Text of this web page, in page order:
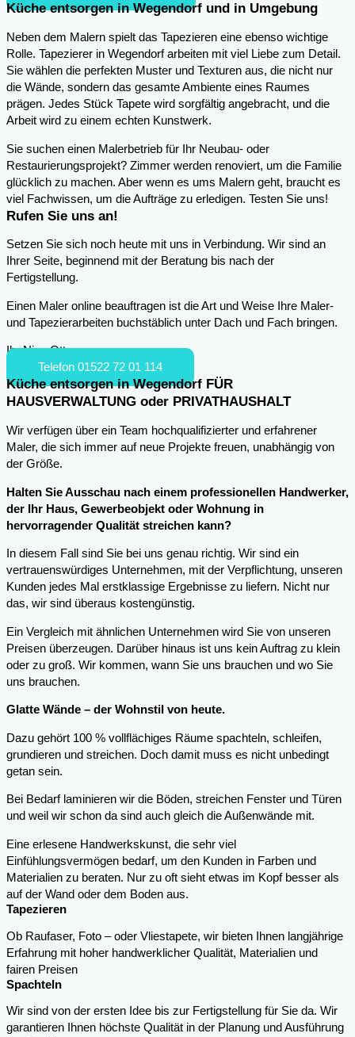
Küche entsorgen in Wegendorf und in Umgebung
Neben dem Malern spielt das Tapezieren eine ebenso wichtige
Rolle. Tapezierer in Wegendorf arbeiten mit viel Liebe zum Detail.
Sie wählen die perfekten Muster und Texturen aus, die nicht nur
die Wände, sondern das gesamte Ambiente eines Raumes
prägen. Jedes Stück Tapete wird sorgfältig angebracht, und die
Arbeit wird zu einem echten Kunstwerk.
Sie suchen einen Malerbetrieb für Ihr Neubau- oder
Restaurierungsprojekt? Zimmer werden renoviert, um die Familie
glücklich zu machen. Aber wenn es ums Malern geht, braucht es
viel Fachwissen, um die Aufträge zu erledigen. Testen Sie uns!
Rufen Sie uns an!
Setzen Sie sich noch heute mit uns in Verbindung. Wir sind an
Ihrer Seite, beginnend mit der Beratung bis nach der
Fertigstellung.
Einen Maler online beauftragen ist die Art und Weise Ihre Maler-
und Tapezierarbeiten buchstäblich unter Dach und Fach bringen.
Ihr Nico Otto
Telefon 01522 72 01 114
Küche entsorgen in Wegendorf FÜR
HAUSVERWALTUNG oder PRIVATHAUSHALT
Wir verfügen über ein Team hochqualifizierter und erfahrener
Maler, die sich immer auf neue Projekte freuen, unabhängig von
der Größe.
Halten Sie Ausschau nach einem professionellen Handwerker,
der Ihr Haus, Gewerbeobjekt oder Wohnung in
hervorragender Qualität streichen kann?
In diesem Fall sind Sie bei uns genau richtig. Wir sind ein
vertrauenswürdiges Unternehmen, mit der Verpflichtung, unseren
Kunden jedes Mal erstklassige Ergebnisse zu liefern. Nicht nur
das, wir sind überaus kostengünstig.
Ein Vergleich mit ähnlichen Unternehmen wird Sie von unseren
Preisen überzeugen. Darüber hinaus ist uns kein Auftrag zu klein
oder zu groß. Wir kommen, wann Sie uns brauchen und wo Sie
uns brauchen.
Glatte Wände – der Wohnstil von heute.
Dazu gehört 100 % vollflächiges Räume spachteln, schleifen,
grundieren und streichen. Doch damit muss es nicht unbedingt
getan sein.
Bei Bedarf laminieren wir die Böden, streichen Fenster und Türen
und weil wir schon da sind auch gleich die Außenwände mit.
Eine erlesene Handwerkskunst, die sehr viel
Einfühlungsvermögen bedarf, um den Kunden in Farben und
Materialien zu beraten. Nur zu oft sieht etwas im Kopf besser als
auf der Wand oder dem Boden aus.
Tapezieren
Ob Raufaser, Foto – oder Vliestapete, wir bieten Ihnen langjährige
Erfahrung mit hoher handwerklicher Qualität, Materialien und
fairen Preisen
Spachteln
Wir sind von der ersten Idee bis zur Fertigstellung für Sie da. Wir
garantieren Ihnen höchste Qualität in der Planung und Ausführung